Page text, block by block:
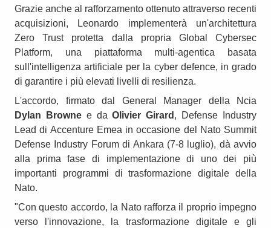
Grazie anche al rafforzamento ottenuto attraverso recenti
acquisizioni, Leonardo implementerà un'architettura
Zero Trust protetta dalla propria Global Cybersec
Platform, una piattaforma multi-agentica basata
sull'intelligenza artificiale per la cyber defence, in grado
di garantire i più elevati livelli di resilienza.
L'accordo, firmato dal General Manager della Ncia
Dylan Browne e daOlivier Girard , Defense Industry
Lead di Accenture Emea in occasione del Nato Summit
Defense Industry Forum di Ankara (7-8 luglio), dà avvio
alla prima fase di implementazione di uno dei più
importanti programmi di trasformazione digitale della
Nato.
"Con questo accordo, la Nato rafforza il proprio impegno
verso l'innovazione, la trasformazione digitale e gli